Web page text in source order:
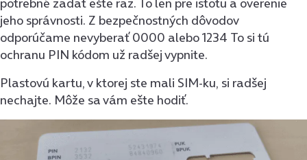
jeho správnosti. Z bezpečnostných dôvodov
odporúčame nevyberať 0000 alebo 1234 To si tú
ochranu PIN kódom už radšej vypnite.
Plastovú kartu, v ktorej ste mali SIM-ku, si radšej
nechajte. Môže sa vám ešte hodiť.